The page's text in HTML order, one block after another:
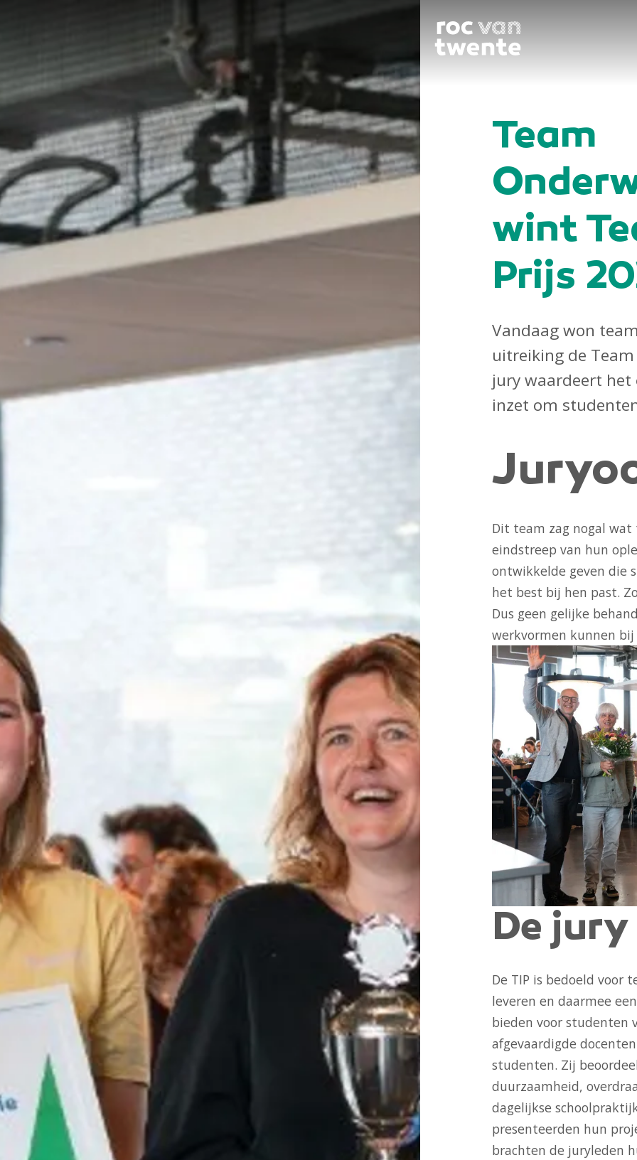
Team
wint
Prijs
Vandaag won
uitreiking de Team
jury waardeert
inzet om
Dit team zag nogal
eindstreep van hun
ontwikkelde geven die
het best bij hen past.
Dus geen gelijke
werkvormen kunnen
De jury
De TIP is bedoeld voor
leveren en daarmee
bieden voor studenten
afgevaardigde
studenten. Zij
duurzaamheid,
dagelijkse
presenteerden hun
brachten de juryleden